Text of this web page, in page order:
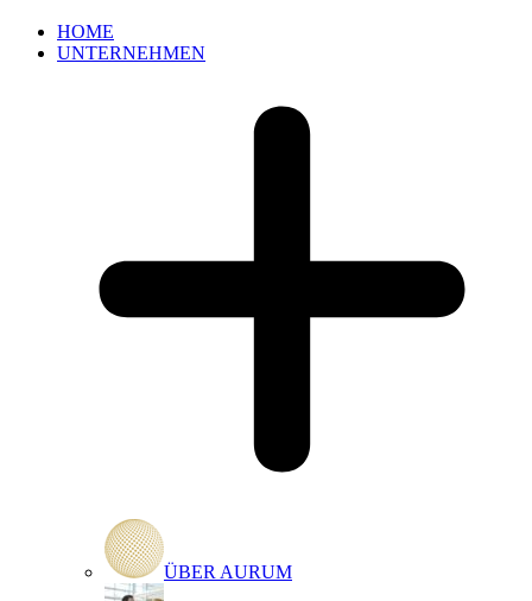
HOME
UNTERNEHMEN
ÜBER AURUM